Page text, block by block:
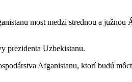
most medzi strednou a
prezidenta Uzbekistanu.
Afganistanu, ktorí budú